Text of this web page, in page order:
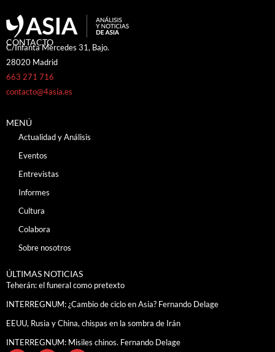
CONTACTO
C/Infanta Mercedes 31, Bajo.
28020 Madrid
663 271 716
contacto@4asia.es
MENÚ
Actualidad y Análisis
Eventos
Entrevistas
Informes
Cultura
Colabora
Sobre nosotros
ÚLTIMAS NOTICIAS
Teherán: el funeral como pretexto
INTERREGNUM: ¿Cambio de ciclo en Asia? Fernando Delage
EEUU, Rusia y China, chispas en la sombra de Irán
INTERREGNUM: Misiles chinos. Fernando Delage